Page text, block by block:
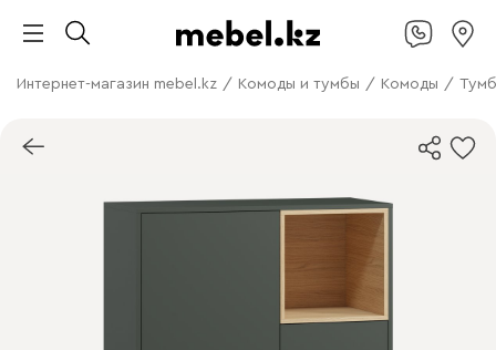
Интернет-магазин mebel.kz / Комоды и тумбы / Комоды /